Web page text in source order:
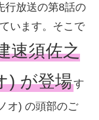
行放送の第8話の
います。そこで
速須佐之
) が登場す
オ) の頭部のご